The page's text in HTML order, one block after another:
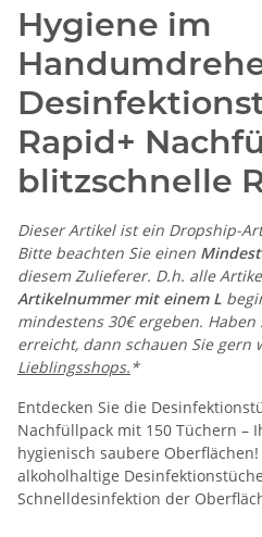
Hygiene im
Rapid+
blitzschnelle
Dieser Artikel ist ein Dropship-
Bitte beachten Sie einen
diesem Zulieferer. D.h. alle
Artikelnummer mit einem L
mindestens 30€ ergeben.
erreicht, dann schauen Sie gern
Lieblingsshops.*
Entdecken Sie die
Nachfüllpack mit 150 Tüchern –
hygienisch saubere
alkoholhaltige
Schnelldesinfektion der